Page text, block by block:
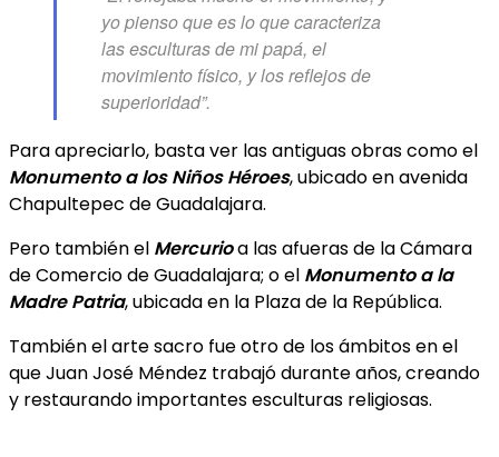
yo pienso que es lo que caracteriza
las esculturas de mi papá, el
movimiento físico, y los reflejos de
superioridad”.
Para apreciarlo, basta ver las antiguas obras como el
Monumento a los Niños Héroes, ubicado en avenida
Chapultepec de Guadalajara.
Pero también el Mercurioa las afueras de la Cámara
de Comercio de Guadalajara; o el Monumento a la
Madre Patria, ubicada en la Plaza de la República.
También el arte sacro fue otro de los ámbitos en el
que Juan José Méndez trabajó durante años, creando
y restaurando importantes esculturas religiosas.